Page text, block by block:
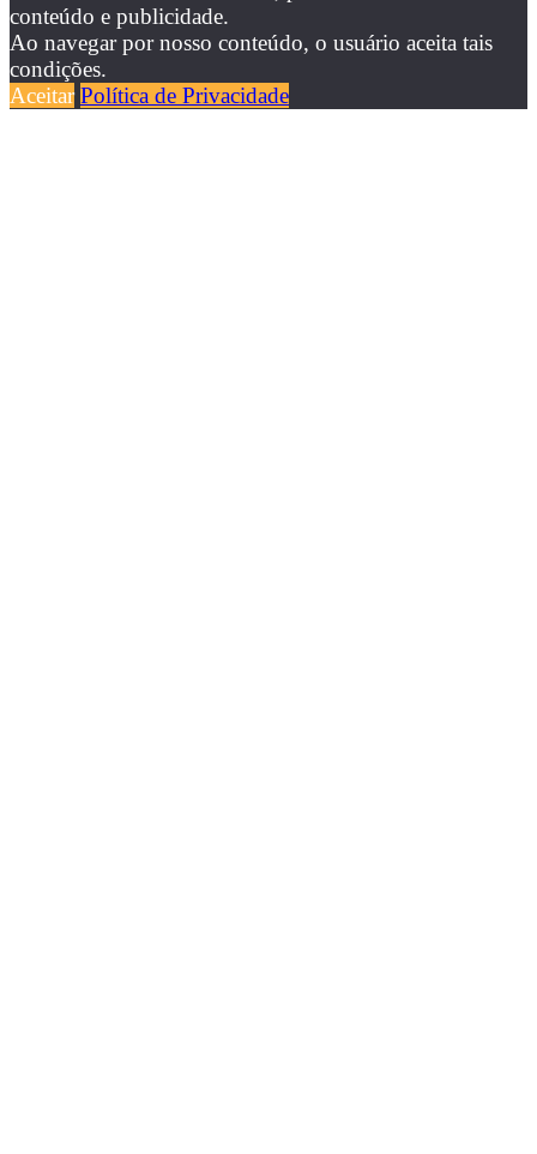
conteúdo e publicidade.
Ao navegar por nosso conteúdo, o usuário aceita tais
condições.
Aceitar Política de Privacidade